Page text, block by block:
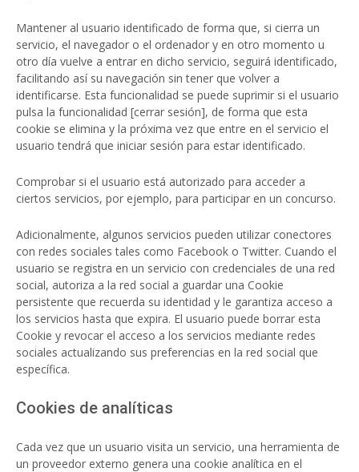
Mantener al usuario identificado de forma que, si cierra un
servicio, el navegador o el ordenador y en otro momento u
otro día vuelve a entrar en dicho servicio, seguirá identificado,
facilitando así su navegación sin tener que volver a
identificarse. Esta funcionalidad se puede suprimir si el usuario
pulsa la funcionalidad [cerrar sesión], de forma que esta
cookie se elimina y la próxima vez que entre en el servicio el
usuario tendrá que iniciar sesión para estar identificado.
Comprobar si el usuario está autorizado para acceder a
ciertos servicios, por ejemplo, para participar en un concurso.
Adicionalmente, algunos servicios pueden utilizar conectores
con redes sociales tales como Facebook o Twitter. Cuando el
usuario se registra en un servicio con credenciales de una red
social, autoriza a la red social a guardar una Cookie
persistente que recuerda su identidad y le garantiza acceso a
los servicios hasta que expira. El usuario puede borrar esta
Cookie y revocar el acceso a los servicios mediante redes
sociales actualizando sus preferencias en la red social que
específica.
Cookies de analíticas
Cada vez que un usuario visita un servicio, una herramienta de
un proveedor externo genera una cookie analítica en el